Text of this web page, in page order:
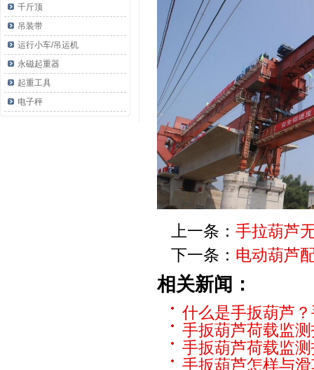
千斤顶
吊装带
运行小车/吊运机
永磁起重器
起重工具
电子秤
上一条： 手拉葫芦
下一条： 电动葫芦
相关新闻：
什么是手扳葫芦
手扳葫芦荷载监
手扳葫芦荷载监
手扳葫芦怎样与